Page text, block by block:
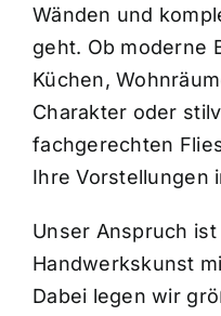
Wänden und
geht. Ob moderne
Küchen,
Charakter oder
fachgerechten
Ihre Vorstellungen
Unser Anspruch
Handwerkskunst
Dabei legen wir